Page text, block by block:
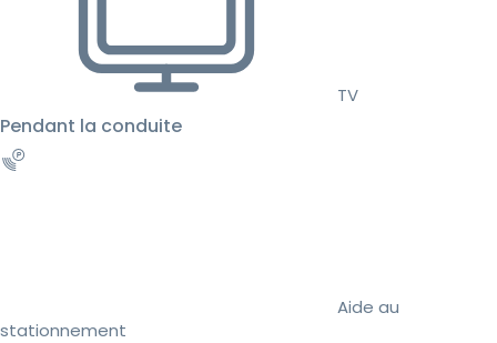
TV
Pendant la conduite
Aide au
stationnement